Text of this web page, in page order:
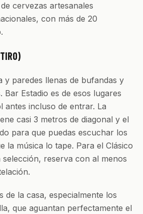
cervezas artesanales
con más de 20
y paredes llenas de bufandas y
Bar Estadio es de esos lugares
antes incluso de entrar. La
casi 3 metros de diagonal y el
para que puedas escuchar los
la música lo tape. Para el Clásico
reserva con al menos
de la casa, especialmente los
que aguantan perfectamente el